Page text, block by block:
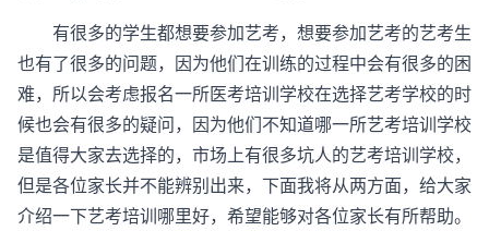
有很多的学生都想要参加艺考，想要参加艺考的艺考生
也有了很多的问题，因为他们在训练的过程中会有很多的困
难，所以会考虑报名一所医考培训学校在选择艺考学校的时
候也会有很多的疑问，因为他们不知道哪一所艺考培训学校
是值得大家去选择的，市场上有很多坑人的艺考培训学校，
但是各位家长并不能辨别出来，下面我将从两方面，给大家
介绍一下艺考培训哪里好，希望能够对各位家长有所帮助。